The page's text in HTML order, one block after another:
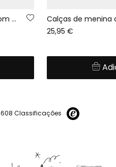
Calças denim menina azul com remendos de flores
Calças de menina
25,95 €
608 Classificações